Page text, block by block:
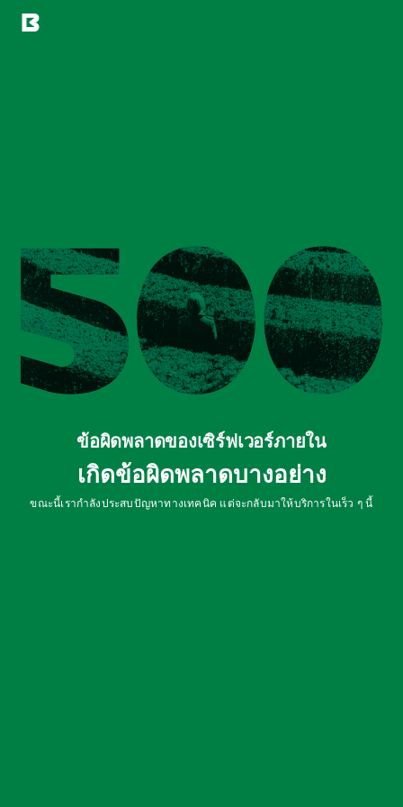
ข้อผิดพลาดของเซิร์ฟเวอร์ภายใน
เกิดข้อผิดพลาดบางอย่าง
ขณะนี้เรากำลังประสบปัญหาทางเทคนิค แต่จะกลับมาให้บริการในเร็ว ๆ นี้